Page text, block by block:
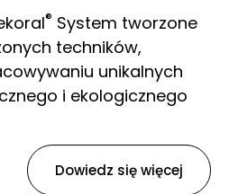
® System tworzone
techników,
unikalnych
i ekologicznego
Dowiedz się więcej